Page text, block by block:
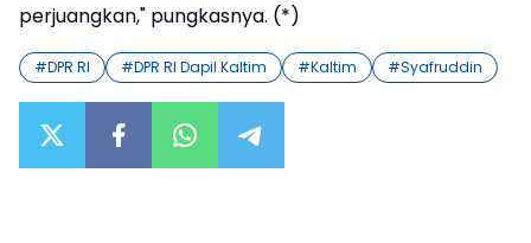
perjuangkan," pungkasnya. (*)
#DPR RI #DPR RI Dapil Kaltim #Kaltim #Syafruddin